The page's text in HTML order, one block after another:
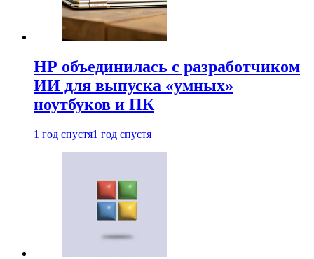
HP объединилась с разработчиком
ИИ для выпуска «умных»
ноутбуков и ПК
1 год спустя1 год спустя